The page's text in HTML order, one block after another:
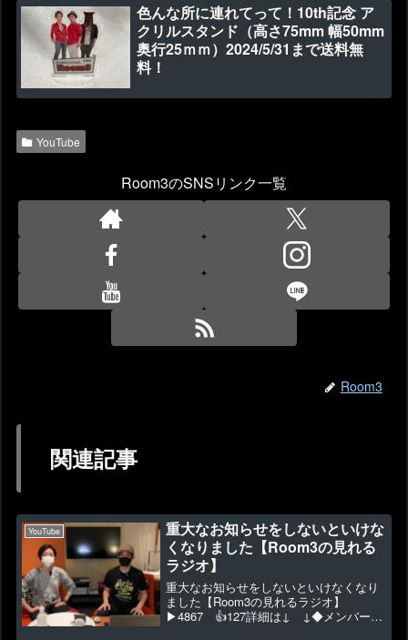
色んな所に連れてって！10th記念 ア
クリルスタンド（高さ75mm 幅50mm
奥行25ｍｍ）2024/5/31まで送料無
料！
YouTube
Room3のSNSリンク一覧
Room3
関連記事
YouTube
重大なお知らせをしないといけな
くなりました【Room3の見れる
ラジオ】
重大なお知らせをしないといけなくなり
ました【Room3の見れるラジオ】
▶4867 👍127詳細は↓ ↓◆メンバーシ